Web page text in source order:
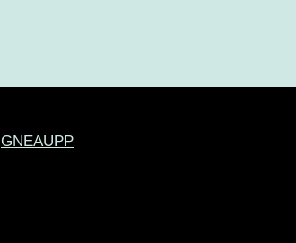
GNEAUPP